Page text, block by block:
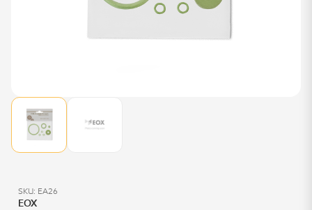
SKU: EA26
EOX